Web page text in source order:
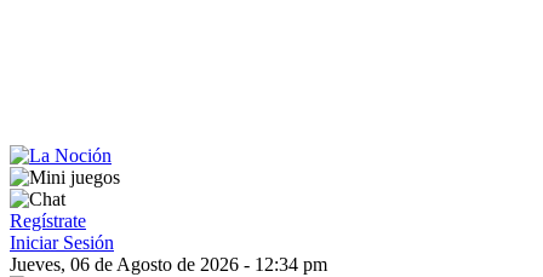
Regístrate
Iniciar Sesión
Jueves, 06 de Agosto de 2026 - 12:34 pm